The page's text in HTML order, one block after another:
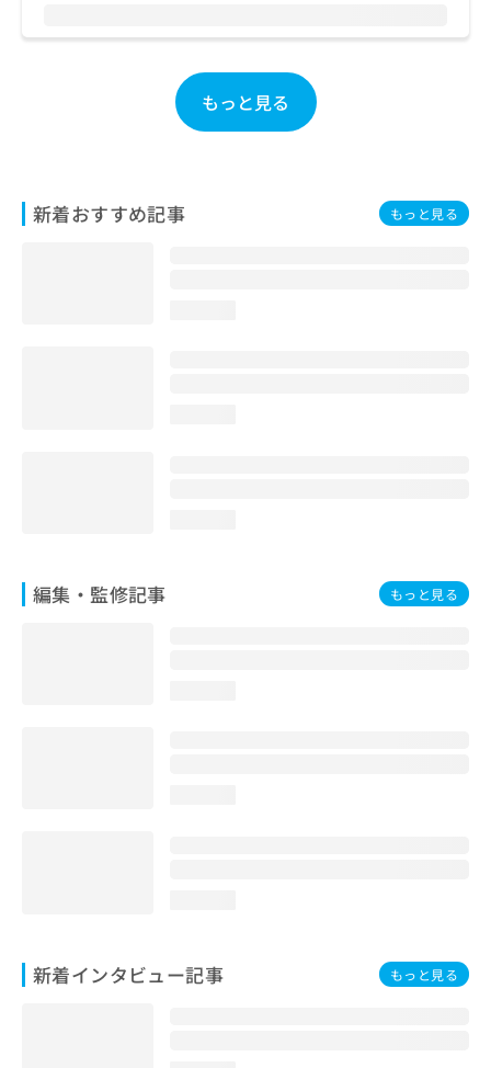
もっと見る
新着おすすめ記事 もっと見る
編集・監修記事 もっと見る
新着インタビュー記事 もっと見る
問
ら